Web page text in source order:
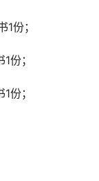
份；
份；
份；